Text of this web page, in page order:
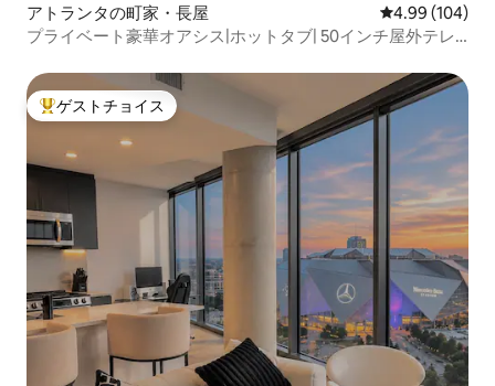
アトランタの町家・長屋 レビュー104
4.99 (104)
プライベート豪華オアシス|ホットタブ| 50インチ屋外テレ
大好評のゲストチョイスです。
ゲストチョイス